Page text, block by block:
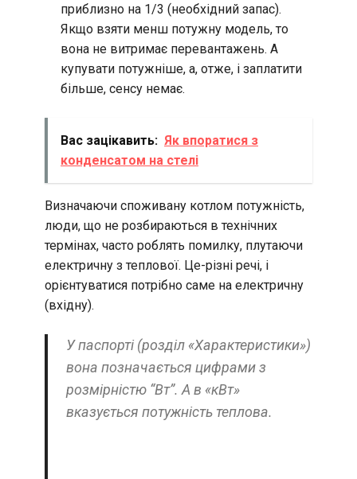
приблизно на 1/3 (необхідний запас).
Якщо взяти менш потужну модель, то
вона не витримає перевантажень. А
купувати потужніше, а, отже, і заплатити
більше, сенсу немає.
Вас зацікавить: Як впоратися з
конденсатом на стелі
Визначаючи споживану котлом потужність,
люди, що не розбираються в технічних
термінах, часто роблять помилку, плутаючи
електричну з теплової. Це-різні речі, і
орієнтуватися потрібно саме на електричну
(вхідну).
У паспорті (розділ «Характеристики»)
вона позначається цифрами з
розмірністю “Вт”. А в «кВт»
вказується потужність теплова.